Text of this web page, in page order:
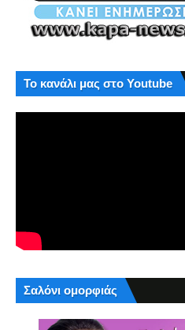
Το κανάλι μας στο Youtube
Σαλόνι ομορφιάς